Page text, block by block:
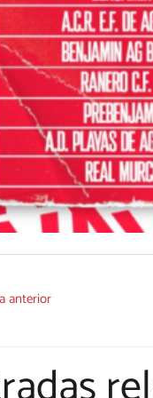
anterior